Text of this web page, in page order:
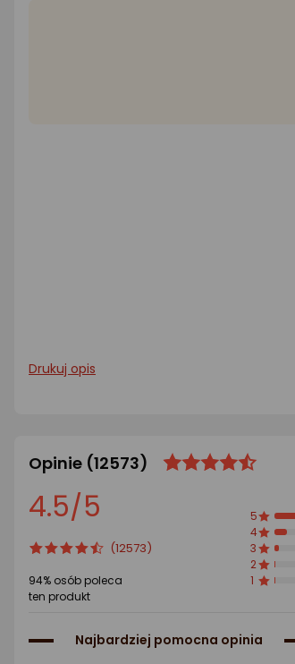
Drukuj opis
Opinie (12573)
ocena
Ocena
4.5/5
ocena
4.5/5
gwiazdki
Ocena
(12573)
94% osób poleca
ten produkt
5
4
3
2
1
Najbardziej pomocna opinia